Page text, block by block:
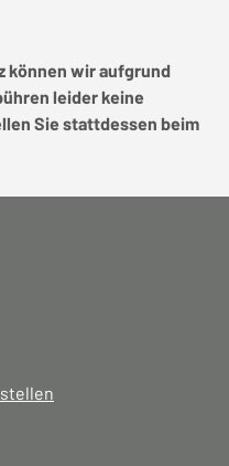
können wir aufgrund
leider keine
Sie stattdessen beim